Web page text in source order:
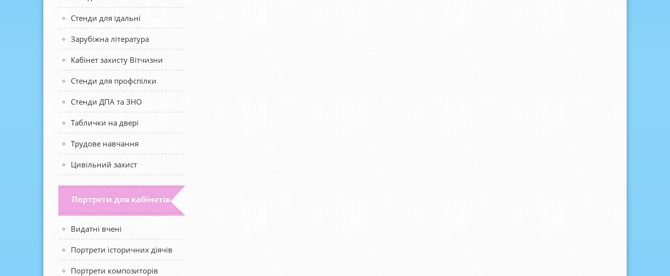
Стенди для їдальні
Зарубіжна література
Кабінет захисту Вітчизни
Стенди для профспілки
Стенди ДПА та ЗНО
Таблички на двері
Трудове навчання
Цивільний захист
Портрети для кабінетів
Видатні вчені
Портрети історичних діячів
Портрети композиторів